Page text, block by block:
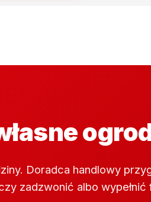
Doradca handlowy
zadzwonić albo wypełnić